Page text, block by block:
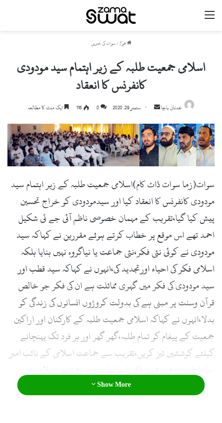
مینو
ھوم / سوات کی خبریں
اسلامی جمعیت طلبہ کے زیر اہتمام سید مودودی
کانفرنس کا انعقاد
عدنان باچا
Send
email
ستمبر 29, 2020 0
116 ایک منٹ کا مطالعہ
سوات(زما سوات ڈاٹ کام)اسلامی جمعیت طلبہ کے زیر اہتمام سید
مودودی کانفرنس کا انعقاد کیا اور سیدمودودی کو خراج تحسین
پیش کیا گیا،تقریب کے مہمان خصوصی ناظم آئی جے ٹی شکیل
احمد تھے اس موقع پر خطاب کرتے ہوئے مقررین نے کہاکہ سید
مودودی نے کوئی نئی فکر،نئی جماعت یا نیاگروہ نہیں بنایا بلکہ
اسلامی فکر کی احیاء اورتجدید کی،انہوں نے کہاکہ سید قطب اور
سید مودودی کی فکر میں گہری مماثلت ہے ان کی فکر جو خالص
قرآن وسنت پر مبنی ہے کی بدولت کروڑوں انسانوں کی زندگی کو
بدلا،انہوں نے کہاکہ اسلامی جمعیت طلبہ کے کارکنان اور اراکین
جمعیت کے پیغام کو تمام طلبہ،گھر گھر اور ہر فرد تک پہنچانے
کیلئے کوششیں تیز کریں،تقریب سے جماعت اسلامی کے نائب امیر
اسلامی جمعیت طلبہ کے دیگر عہدیداروں اور اراکین نے خطاب
Show More